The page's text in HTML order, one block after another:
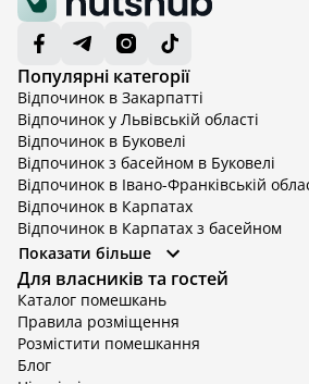
Популярні категорії
Відпочинок в Закарпатті
Відпочинок у Львівській області
Відпочинок в Буковелі
Відпочинок з басейном в Буковелі
Відпочинок в Івано-Франківській
Відпочинок в Карпатах
Відпочинок в Карпатах з басейном
Відпочинок в Київській області
Відпочинок в Київській області з
Відпочинок в Тернопільській області
Відпочинок у Вінницькій області
Відпочинок в Яремче
Відпочинок у Львівській області з
Показати більше
Для власників та гостей
Каталог помешкань
Правила розміщення
Розмістити помешкання
Блог